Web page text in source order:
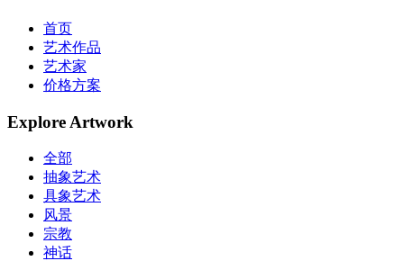
首页
艺术作品
艺术家
价格方案
Explore Artwork
全部
抽象艺术
具象艺术
风景
宗教
神话